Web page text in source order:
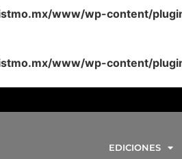
www/wp-content/
www/wp-content/
EDICIONES